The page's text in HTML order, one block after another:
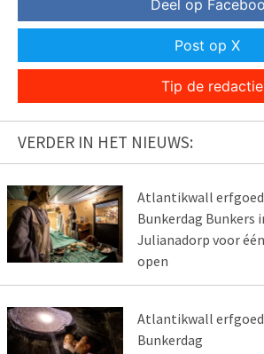
Deel op
Post op X
Tip de redactie
VERDER IN HET NIEUWS:
Atlantikwall
Bunkerdag Bunkers
Julianadorp voor
open
Atlantikwall
Bunkerdag